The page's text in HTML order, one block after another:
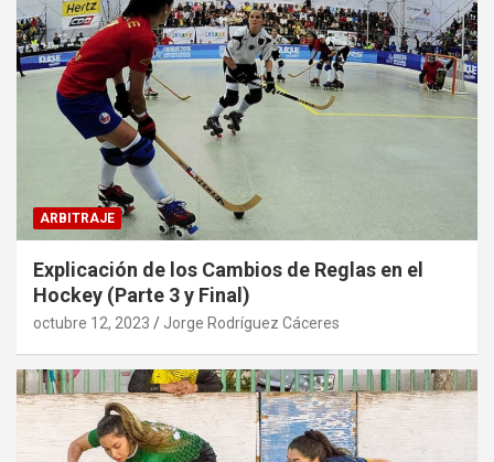
ARBITRAJE
Explicación de los Cambios de Reglas en el
Hockey (Parte 3 y Final)
octubre 12, 2023 Jorge Rodríguez Cáceres